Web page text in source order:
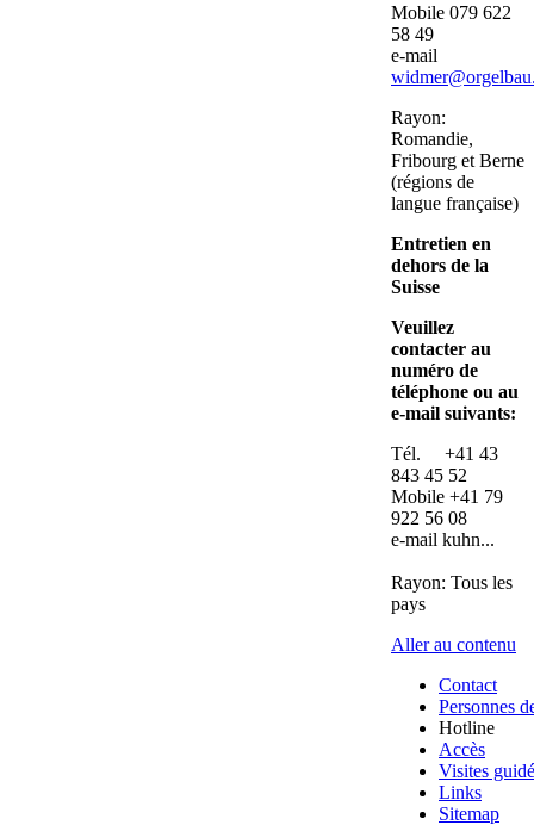
Mobile 079 622
58 49
e-mail
Rayon:
Romandie,
Fribourg et Berne
(régions de
langue française)
Entretien en
dehors de la
Suisse
Veuillez
contacter au
numéro de
téléphone ou au
e-mail suivants:
Tél. +41 43
843 45 52
Mobile +41 79
922 56 08
e-mail kuhn...
Rayon: Tous les
pays
Aller au contenu
Contact
Personnes
Hotline
Accès
Visites
Links
Sitemap